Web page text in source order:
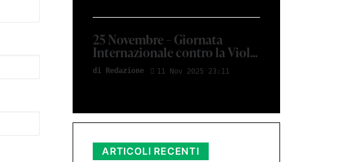
25 Novembre – Giornata
Internazionale contro la Viol...
di Red­azio­ne 11 Nov 2025 23:11
ARTICOLI RECENTI